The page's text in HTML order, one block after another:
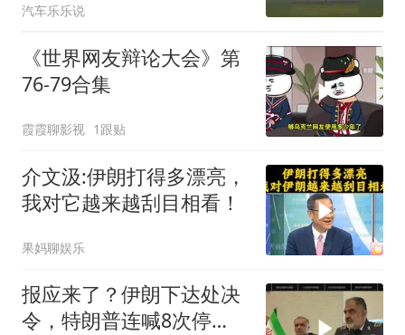
汽车乐乐说
《世界网友辩论大会》第
76-79合集
霞霞聊影视 1跟贴
介文汲:伊朗打得多漂亮，
我对它越来越刮目相看！
果妈聊娱乐
报应来了？伊朗下达处决
令，特朗普连喊8次停